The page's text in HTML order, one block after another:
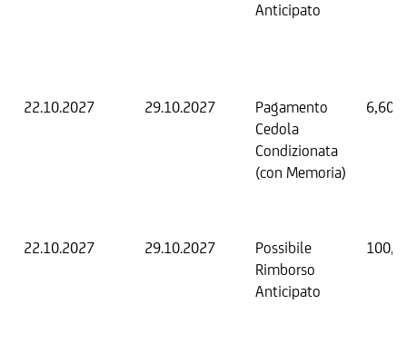
Anticipato
22.10.2027 29.10.2027
Pagamento
Cedola
Condizionata
(con Memoria)
6,60
22.10.2027 29.10.2027
Possibile
Rimborso
Anticipato